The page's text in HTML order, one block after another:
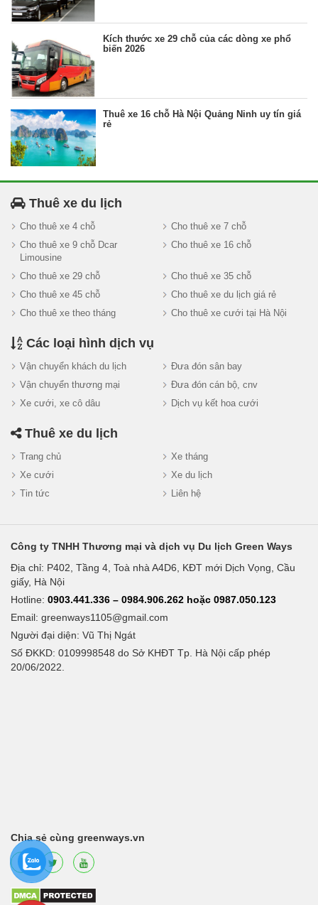
Kích thước xe 29 chỗ của các dòng xe phổ
biến 2026
Thuê xe 16 chỗ Hà Nội Quảng Ninh uy tín giá
rẻ
Thuê xe du lịch
Cho thuê xe 4 chỗ
Cho thuê xe 7 chỗ
Cho thuê xe 9 chỗ Dcar
Limousine
Cho thuê xe 16 chỗ
Cho thuê xe 29 chỗ
Cho thuê xe 35 chỗ
Cho thuê xe 45 chỗ
Cho thuê xe du lịch giá rẻ
Cho thuê xe theo tháng
Cho thuê xe cưới tại Hà Nội
Các loại hình dịch vụ
Vận chuyển khách du lịch
Đưa đón sân bay
Vận chuyển thương mại
Đưa đón cán bộ, cnv
Xe cưới, xe cô dâu
Dịch vụ kết hoa cưới
Thuê xe du lịch
Trang chủ
Xe tháng
Xe cưới
Xe du lịch
Tin tức
Liên hệ
Công ty TNHH Thương mại và dịch vụ Du lịch Green Ways
Địa chỉ: P402, Tầng 4, Toà nhà A4D6, KĐT mới Dịch Vọng, Cầu
giấy, Hà Nội
Hotline: 0903.441.336 – 0984.906.262 hoặc 0987.050.123
Email: greenways1105@gmail.com
Người đại diện: Vũ Thị Ngát
Số ĐKKD: 0109998548 do Sở KHĐT Tp. Hà Nội cấp phép
20/06/2022.
Chia sẻ cùng greenways.vn